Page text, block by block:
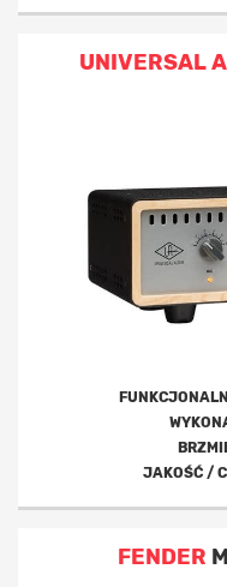
UNIVERSAL
JAKOŚĆ /
FENDER